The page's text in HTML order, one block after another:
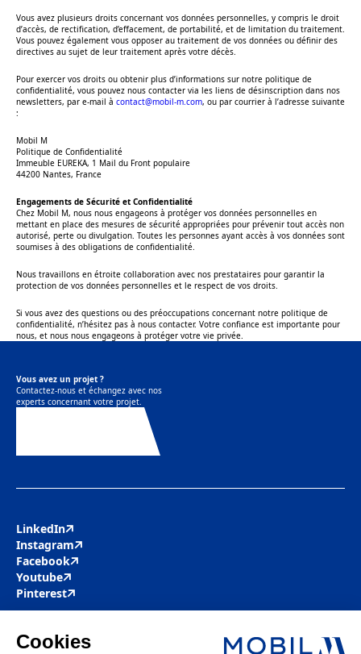
Vous avez plusieurs droits concernant vos données personnelles, y compris le droit
d’accès, de rectification, d’effacement, de portabilité, et de limitation du traitement.
Vous pouvez également vous opposer au traitement de vos données ou définir des
directives au sujet de leur traitement après votre décès.
Pour exercer vos droits ou obtenir plus d’informations sur notre politique de
confidentialité, vous pouvez nous contacter via les liens de désinscription dans nos
newsletters, par e-mail à contact@mobil-m.com, ou par courrier à l’adresse suivante
:
Mobil M
Politique de Confidentialité
Immeuble EUREKA, 1 Mail du Front populaire
44200 Nantes, France
Engagements de Sécurité et Confidentialité
Chez Mobil M, nous nous engageons à protéger vos données personnelles en
mettant en place des mesures de sécurité appropriées pour prévenir tout accès non
autorisé, perte ou divulgation. Toutes les personnes ayant accès à vos données sont
soumises à des obligations de confidentialité.
Nous travaillons en étroite collaboration avec nos prestataires pour garantir la
protection de vos données personnelles et le respect de vos droits.
Si vous avez des questions ou des préoccupations concernant notre politique de
confidentialité, n’hésitez pas à nous contacter. Votre confiance est importante pour
nous, et nous nous engageons à protéger votre vie privée.
Vous avez un projet ?
Contactez-nous et échangez avec nos
experts concernant votre projet.
LinkedIn
Instagram
Facebook
Youtube
Pinterest
Mobil M & Vous